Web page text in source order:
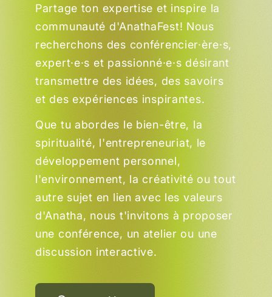
Partage ton expertise et inspire la
communauté d'AnathaFest! Nous
recherchons des conférencier·ère·s,
expert·e·s et passionné·e·s désirant
transmettre des idées, des savoirs
et des expériences inspirantes.
Que tu abordes le bien-être, la
spiritualité, l'entrepreneuriat, le
développement personnel,
l'environnement, la créativité ou tout
autre sujet en lien avec les valeurs
d'Anatha, nous t'invitons à proposer
une conférence, un atelier ou une
discussion interactive.